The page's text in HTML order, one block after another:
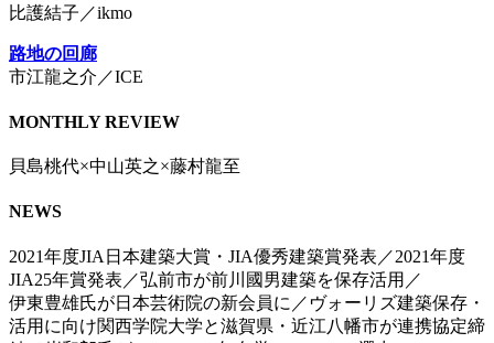
比護結子／ikmo
路地の回廊
市江龍之介／ICE
MONTHLY REVIEW
貝島桃代×中山英之×藤村龍至
NEWS
2021年度JIA日本建築大賞・JIA優秀建築賞発表／2021年度
JIA25年賞発表／弘前市が前川國男建築を保存活用／
伊東豊雄氏が日本芸術院の新会員に／ヴォーリズ建築保存・
活用に向け関西学院大学と滋賀県・近江八幡市が連携協定締